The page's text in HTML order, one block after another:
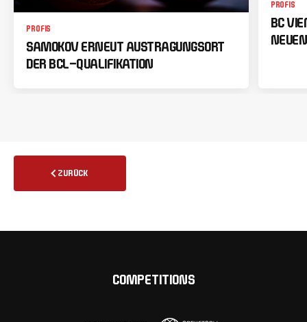
PROFIS
SAMOKOV ERNEUT AUSTRAGUNGSORT
DER BCL-QUALIFIKATION
PROFIS
BC
ZURÜCK
COMPETITIONS